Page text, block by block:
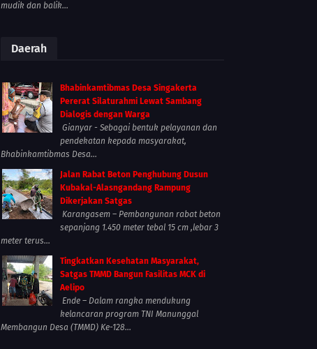
mudik dan balik...
Daerah
Bhabinkamtibmas Desa Singakerta
Pererat Silaturahmi Lewat Sambang
Dialogis dengan Warga
Gianyar - Sebagai bentuk pelayanan dan
pendekatan kepada masyarakat,
Bhabinkamtibmas Desa...
Jalan Rabat Beton Penghubung Dusun
Kubakal-Alasngandang Rampung
Dikerjakan Satgas
Karangasem – Pembangunan rabat beton
sepanjang 1.450 meter tebal 15 cm ,lebar 3
meter terus...
Tingkatkan Kesehatan Masyarakat,
Satgas TMMD Bangun Fasilitas MCK di
Aelipo
Ende – Dalam rangka mendukung
kelancaran program TNI Manunggal
Membangun Desa (TMMD) Ke-128...